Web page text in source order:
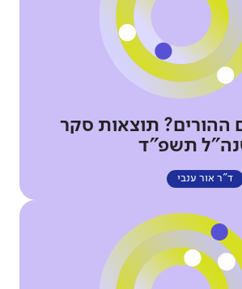
ההורים? תוצאות סקר
תשפ"ד
ד"ר אור ענבי